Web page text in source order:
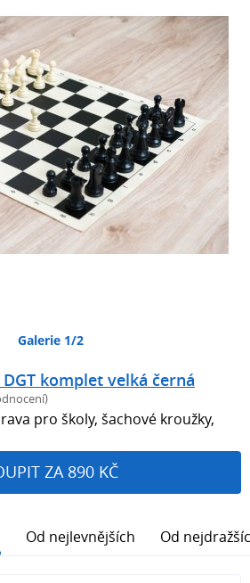
Galerie 1/2
komplet velká černá
pro školy, šachové kroužky,
ZA 890 KČ
Od nejlevnějších Od